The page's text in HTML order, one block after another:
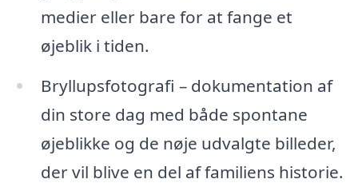
medier eller bare for at fange et
øjeblik i tiden.
Bryllupsfotografi – dokumentation af
din store dag med både spontane
øjeblikke og de nøje udvalgte billeder,
der vil blive en del af familiens historie.